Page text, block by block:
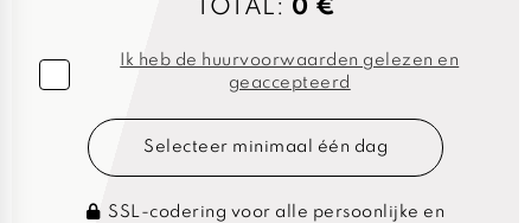
TOTAL: 0 €
Ik heb de huurvoorwaarden gelezen en
geaccepteerd
Selecteer minimaal één dag
SSL-codering voor alle persoonlijke en